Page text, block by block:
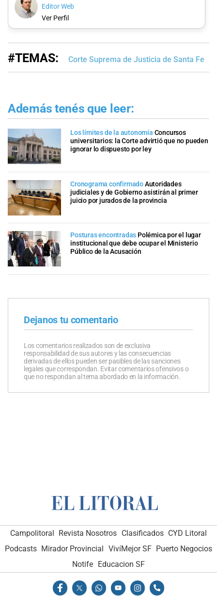
Editor Web
Ver Perfil
#TEMAS: Corte Suprema de Justicia de Santa Fe
Además tenés que leer:
Los límites de la autonomía Concursos
universitarios: la Corte advirtió que no pueden
ignorar lo dispuesto por ley
Cronograma confirmadoAutoridades
judiciales y de Gobierno asistirán al primer
juicio por jurados de la provincia
Posturas encontradas Polémica por el lugar
institucional que debe ocupar el Ministerio
Público de la Acusación
Dejanos tu comentario
Los comentarios realizados son de exclusiva
responsabilidad de sus autores y las consecuencias
derivadas de ellos pueden ser pasibles de las sanciones
legales que correspondan. Evitar comentarios ofensivos o
que no respondan al tema abordado en la información.
Campolitoral Revista Nosotros Clasificados CYD Litoral
Podcasts Mirador Provincial VivíMejor SF Puerto Negocios
Notife
Educacion SF